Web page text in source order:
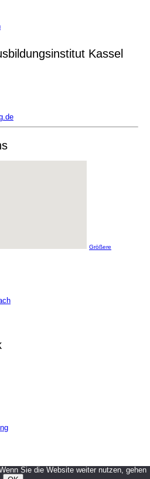
Kassel
Größere
Sie die Website weiter nutzen, gehen